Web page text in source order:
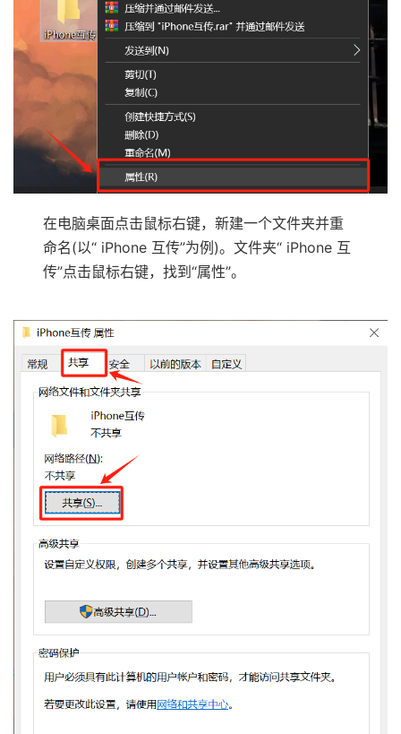
在电脑桌面点击鼠标右键，新建一个文件夹并重
命名(以“ iPhone 互传”为例)。文件夹“ iPhone 互
传”点击鼠标右键，找到“属性”。